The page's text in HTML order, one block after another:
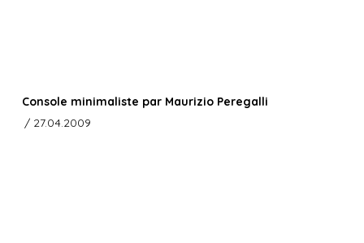
Console minimaliste par Maurizio Peregalli
/ 27.04.2009